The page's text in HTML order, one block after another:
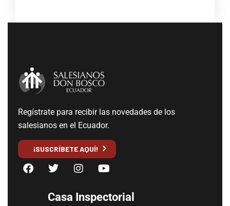
Regístrate para recibir las novedades de los
salesianos en el Ecuador.
¡SUSCRÍBETE AQUÍ!
Casa Inspectorial